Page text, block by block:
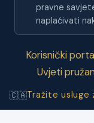
pravne
naplaćivati
Korisnički
Uvjeti
🇨🇦Tražite usluge